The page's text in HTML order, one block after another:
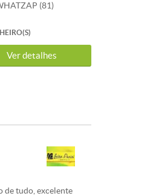
(81)
Ver detalhes
de tudo, excelente